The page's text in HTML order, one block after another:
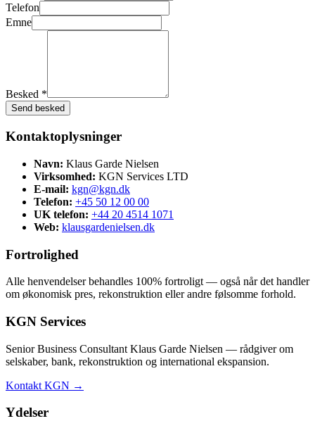
Telefon
Emne
Besked *
Send besked
Kontaktoplysninger
Navn: Klaus Garde Nielsen
Virksomhed: KGN Services LTD
E-mail: kgn@kgn.dk
Telefon: +45 50 12 00 00
UK telefon: +44 20 4514 1071
Web: klausgardenielsen.dk
Fortrolighed
Alle henvendelser behandles 100% fortroligt — også når det handler
om økonomisk pres, rekonstruktion eller andre følsomme forhold.
KGN Services
Senior Business Consultant Klaus Garde Nielsen — rådgiver om
selskaber, bank, rekonstruktion og international ekspansion.
Kontakt KGN →
Ydelser